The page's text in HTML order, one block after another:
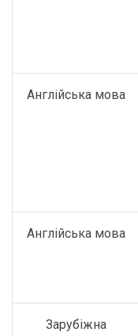
Англійська мова
Англійська мова
Зарубіжна